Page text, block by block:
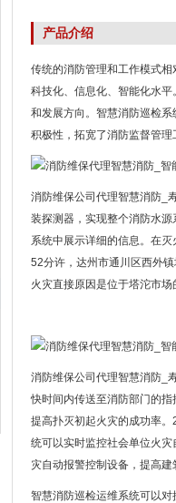
产品介绍
传统的消防管理和工作模式
科技化、信息化、智能化水平
和发展方向。智慧消防巡检
积极性，拓宽了消防监督管理
消防维保公司代理智慧消防_
装探测器，实现整个消防水
系统中展示详细的信息。在
52分许，达州市通川区西外
火灾直接原因是位于塔沱市
消防维保公司代理智慧消防_
快时间内传送至消防部门的
提高扑灭初起火灾的成功率
统可以实时监控社会单位火
灾自动报警控制设备，提高
智慧消防巡检运维系统可以